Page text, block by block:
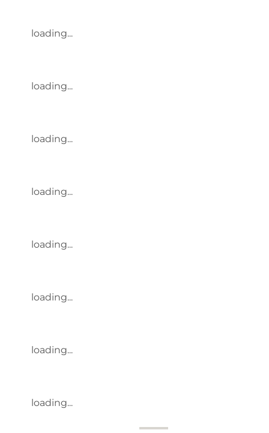
loading...
loading...
loading...
loading...
loading...
loading...
loading...
loading...